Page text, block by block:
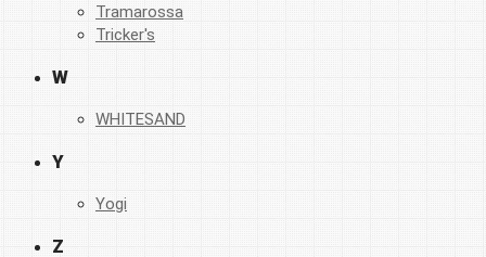
Tramarossa
Tricker's
W
WHITESAND
Y
Yogi
Z